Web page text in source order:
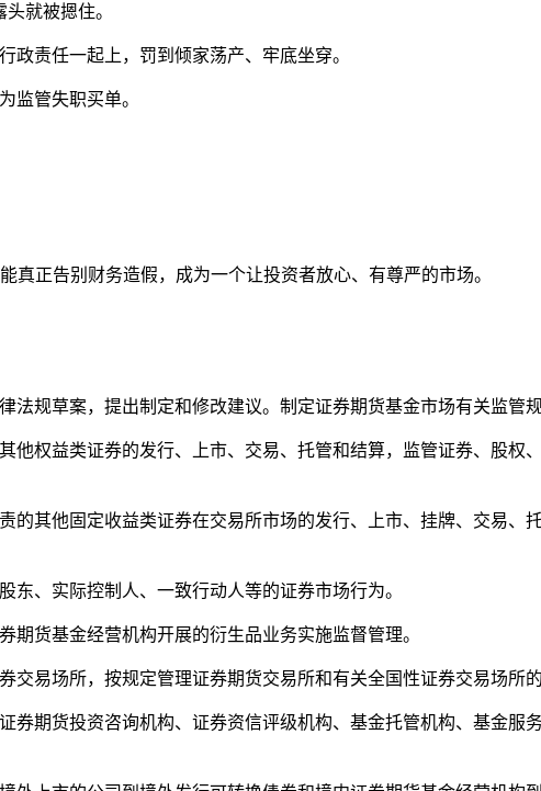
就被摁住。
责任一起上，罚到倾家荡产、牢底坐穿。
监管失职买单。
正告别财务造假，成为一个让投资者放心、有尊严的市场。
规草案，提出制定和修改建议。制定证券期货基金市场有关监管规
他权益类证券的发行、上市、交易、托管和结算，监管证券、股权
的其他固定收益类证券在交易所市场的发行、上市、挂牌、交易、
东、实际控制人、一致行动人等的证券市场行为。
期货基金经营机构开展的衍生品业务实施监督管理。
易场所，按规定管理证券期货交易所和有关全国性证券交易场所
券期货投资咨询机构、证券资信评级机构、基金托管机构、基金服